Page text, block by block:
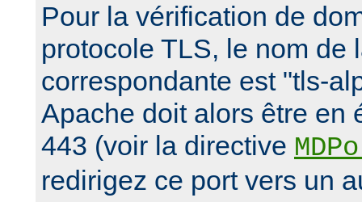
Pour la vérification de
protocole TLS, le nom de
correspondante est "tls-
Apache doit alors être en
443 (voir la directive
redirigez ce port vers un